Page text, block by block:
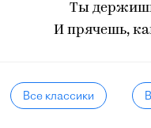
Ты
И прячешь,
Все классики